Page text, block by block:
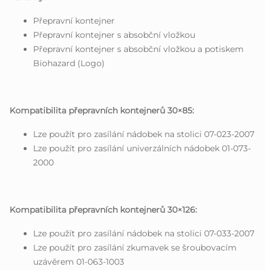
Přepravní kontejner
Přepravní kontejner s absobční vložkou
Přepravní kontejner s absobční vložkou a potiskem
Biohazard (Logo)
Kompatibilita přepravních kontejnerů 30×85:
Lze použít pro zasílání nádobek na stolici 07-023-2007
Lze použít pro zasílání univerzálních nádobek 01-073-
2000
Kompatibilita přepravních kontejnerů 30×126:
Lze použít pro zasílání nádobek na stolici 07-033-2007
Lze použít pro zasílání zkumavek se šroubovacím
uzávěrem 01-063-1003